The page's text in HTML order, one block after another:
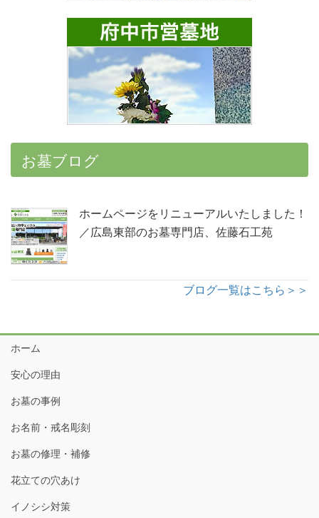
お墓ブログ
ホームページをリニューアルいたしました！
／広島東部のお墓専門店、佐藤石工苑
ブログ一覧はこちら＞＞
ホーム
安心の理由
お墓の事例
お名前・戒名彫刻
お墓の修理・補修
花立ての穴あけ
イノシシ対策